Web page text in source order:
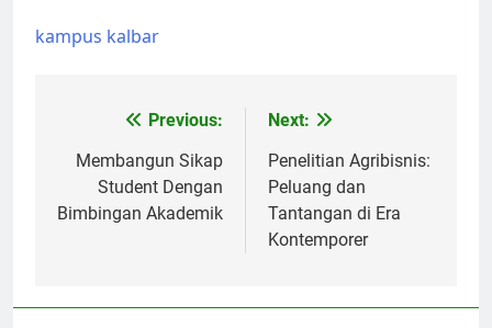
kampus kalbar
navigation
Previous:
Membangun Sikap
Student Dengan
Bimbingan Akademik
Next:
Penelitian Agribisnis:
Peluang dan
Tantangan di Era
Kontemporer